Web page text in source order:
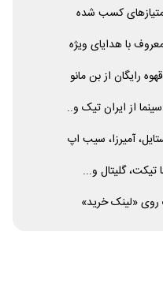
کسب شده
با هدایای ویژه
رایگان از بن مانو
از ایران تیک و..
آمیرزا، سیب اپ
تیکت، گلیتال و...
روی «لینک خرید»